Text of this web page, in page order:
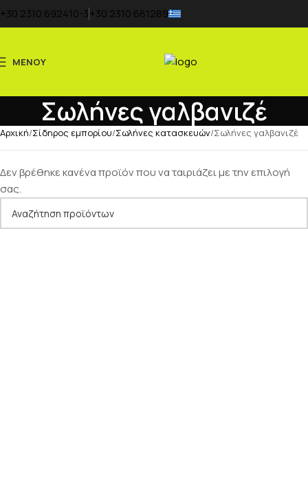
+30 2310 692410-3+30 2310 681289
ΜΕΝΟΎ
Σωλήνες γαλβανιζέ
Αρχική Σίδηρος εμπορίου Σωλήνες κατασκευών Σωλήνες γαλβανιζέ
Δεν βρέθηκε κανένα προϊόν που να ταιριάζει με την επιλογή
σας.